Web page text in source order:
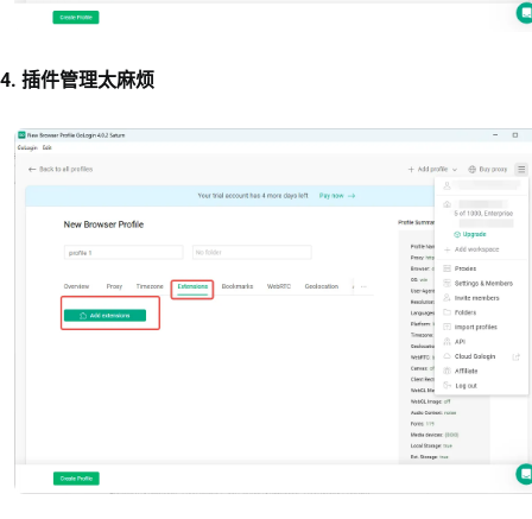
4. 插件管理太麻烦